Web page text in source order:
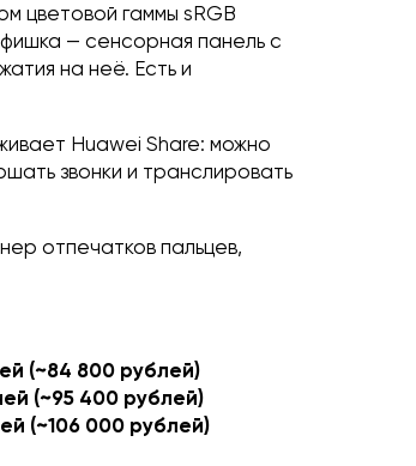
цветовой гаммы sRGB
— сенсорная панель с
на неё. Есть и
Huawei Share: можно
звонки и транслировать
отпечатков пальцев,
(~84 800 рублей)
(~95 400 рублей)
(~106 000 рублей)